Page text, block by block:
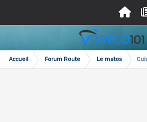
Accueil Forum Route Le matos